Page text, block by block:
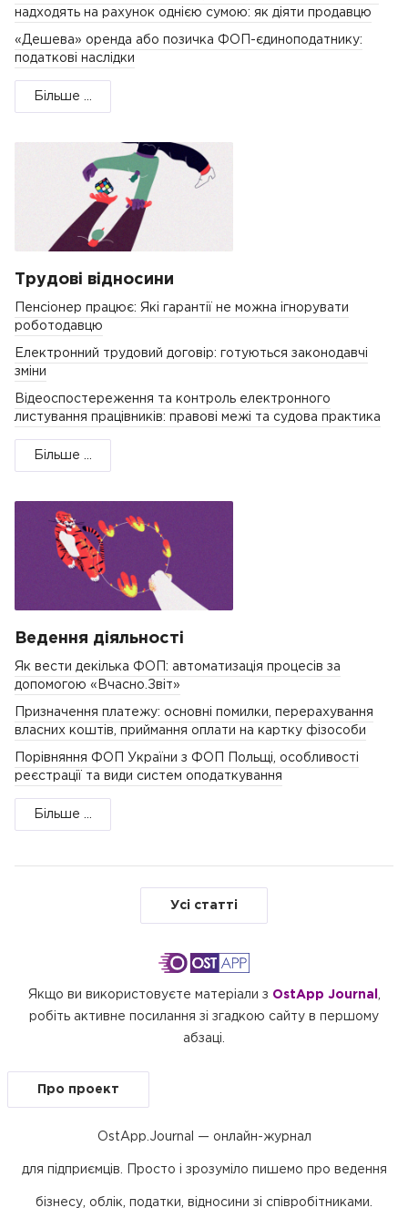
надходять на рахунок однією сумою: як діяти продавцю
«Дешева» оренда або позичка ФОП-єдиноподатнику:
податкові наслідки
Більше ...
Трудові відносини
Пенсіонер працює: Які гарантії не можна ігнорувати
роботодавцю
Електронний трудовий договір: готуються законодавчі
зміни
Відеоспостереження та контроль електронного
листування працівників: правові межі та судова практика
Більше ...
Ведення діяльності
Як вести декілька ФОП: автоматизація процесів за
допомогою «Вчасно.Звіт»
Призначення платежу: основні помилки, перерахування
власних коштів, приймання оплати на картку фізособи
Порівняння ФОП України з ФОП Польщі, особливості
реєстрації та види систем оподаткування
Більше ...
Усі статті
Якщо ви використовуєте матеріали з OstApp Journal
робіть активне посилання зі згадкою сайту в першому
абзаці.
Про проект
OstApp.Journal — онлайн-журнал
для підприємців. Просто і зрозуміло пишемо про ведення
бізнесу, облік, податки, відносини зі співробітниками.